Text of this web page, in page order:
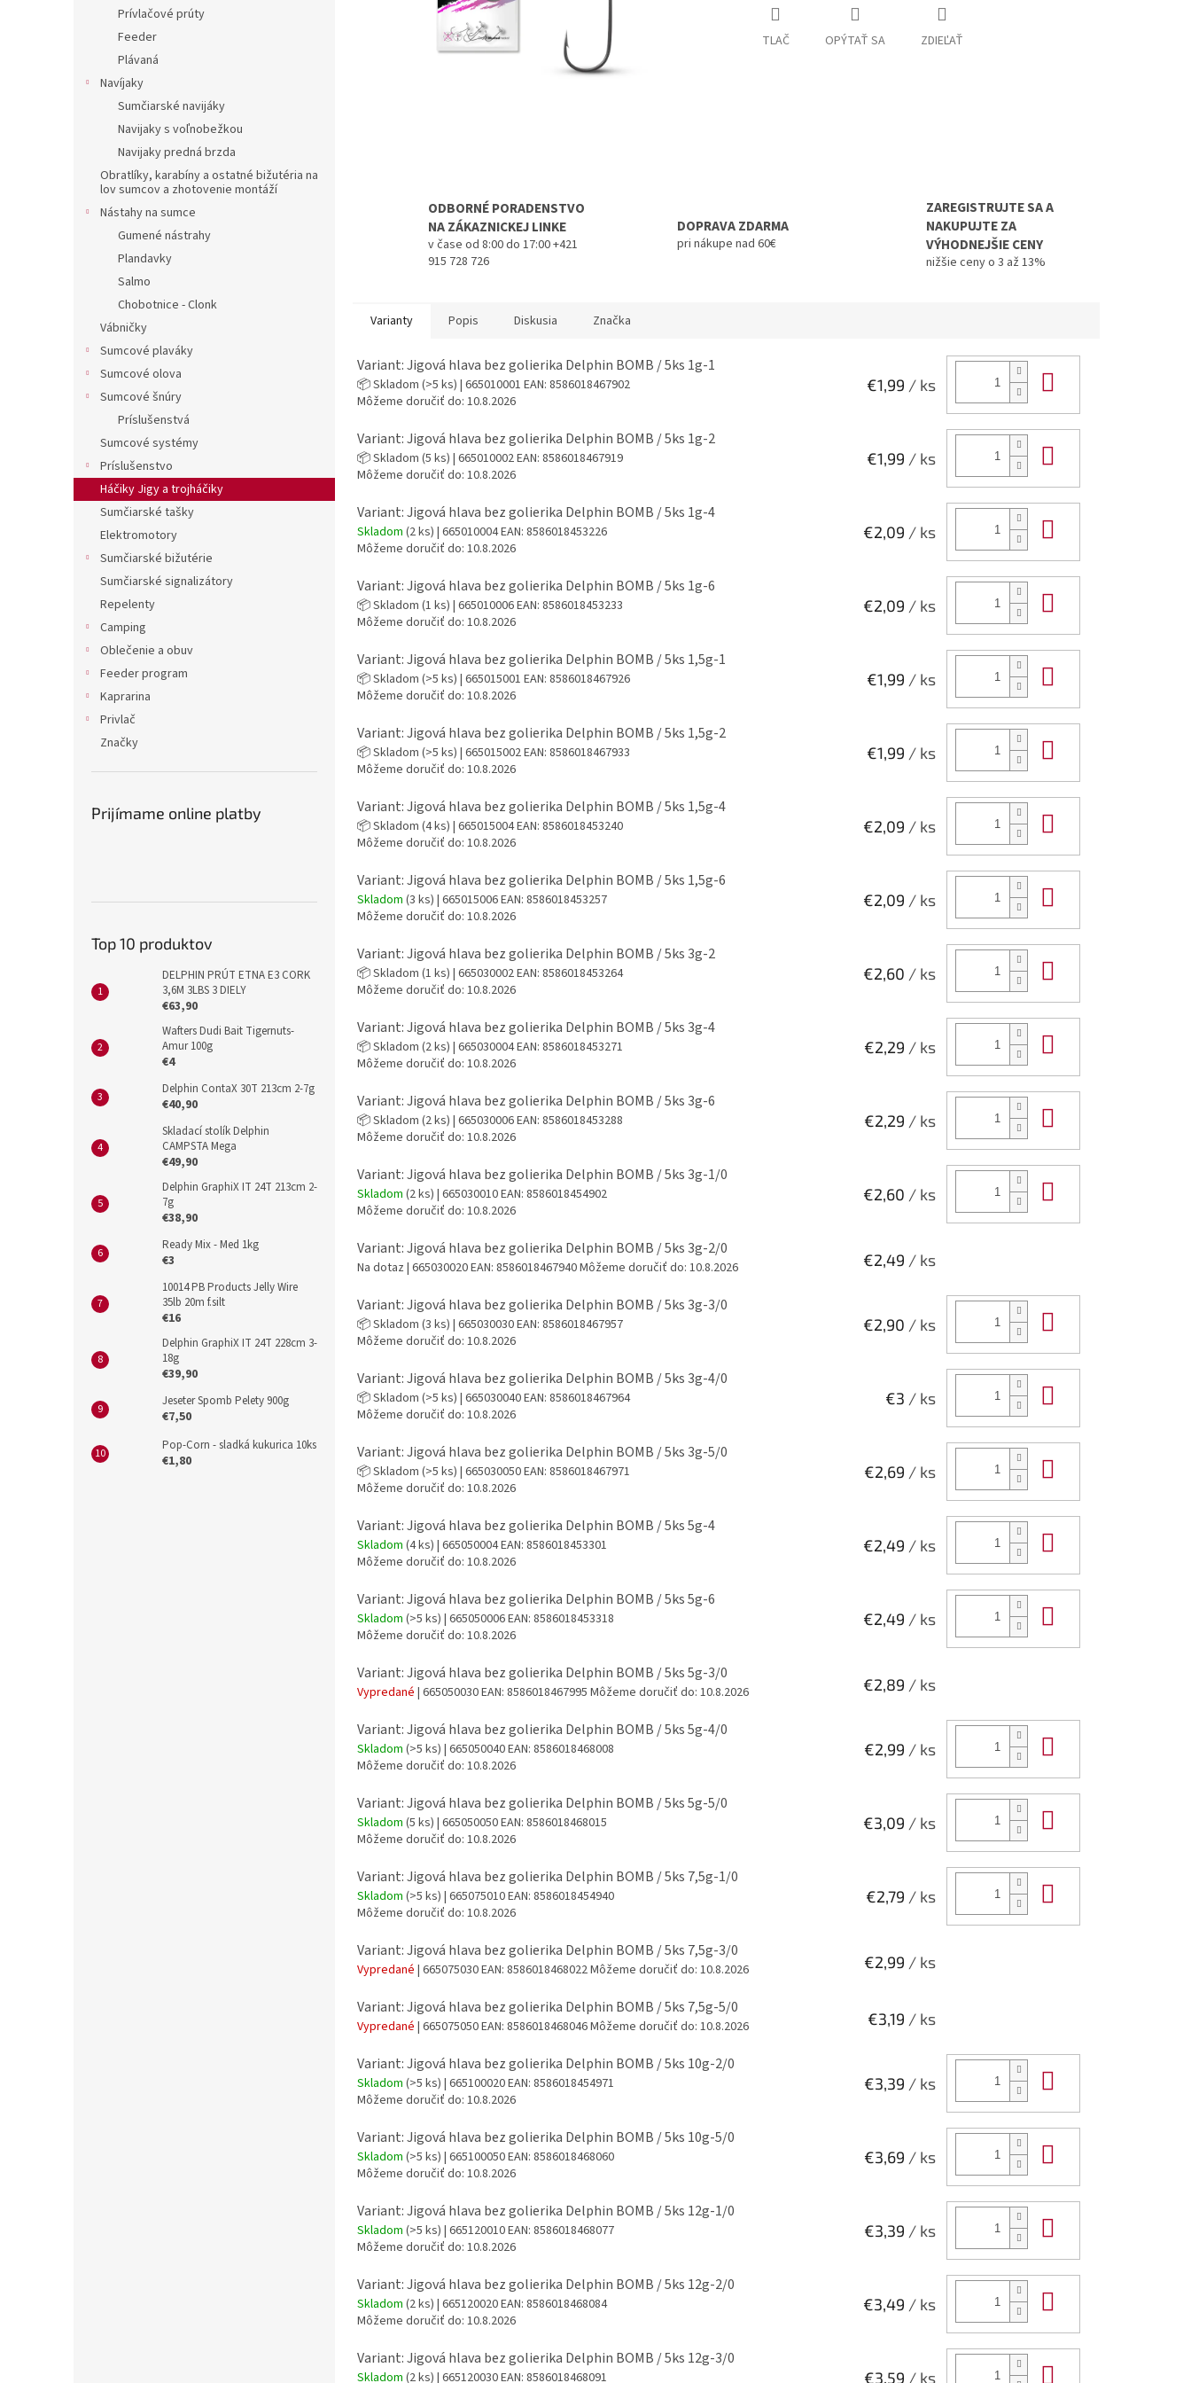
Prívlačové prúty
Feeder
Plávaná
Navíjaky
Sumčiarské navijáky
Navijaky s voľnobežkou
Navijaky predná brzda
Obratlíky, karabíny a ostatné bižutéria na
lov sumcov a zhotovenie montáží
Nástahy na sumce
Gumené nástrahy
Plandavky
Salmo
Chobotnice - Clonk
Vábničky
Sumcové plaváky
Sumcové olova
Sumcové šnúry
Príslušenstvá
Sumcové systémy
Príslušenstvo
Háčiky Jigy a trojháčiky
Sumčiarské tašky
Elektromotory
Sumčiarské bižutérie
Sumčiarské signalizátory
Repelenty
Camping
Oblečenie a obuv
Feeder program
Kaprarina
Privlač
Značky
Prijímame online platby
Top 10 produktov
DELPHIN PRÚT ETNA E3 CORK
3,6M 3LBS 3 DIELY
€63,90
Wafters Dudi Bait Tigernuts-
Amur 100g
€4
Delphin ContaX 30T 213cm 2-7g
€40,90
Skladací stolík Delphin
CAMPSTA Mega
€49,90
Delphin GraphiX IT 24T 213cm 2-
7g
€38,90
Ready Mix - Med 1kg
€3
10014 PB Products Jelly Wire
35lb 20m f.silt
€16
Delphin GraphiX IT 24T 228cm 3-
18g
€39,90
Jeseter Spomb Pelety 900g
€7,50
Pop-Corn - sladká kukurica 10ks
€1,80
TLAČ OPÝTAŤ SA ZDIEĽAŤ
ODBORNÉ PORADENSTVO
NA ZÁKAZNICKEJ LINKE
v čase od 8:00 do 17:00 +421
915 728 726
DOPRAVA ZDARMA
pri nákupe nad 60€
ZAREGISTRUJTE SA A
NAKUPUJTE ZA
VÝHODNEJŠIE CENY
nižšie ceny o 3 až 13%
Varianty Popis Diskusia Značka
Variant: Jigová hlava bez golierika Delphin BOMB / 5ks 1g-1
📦 Skladom (>5 ks) | 665010001 EAN: 8586018467902
Môžeme doručiť do: 10.8.2026
€1,99 / ks
Variant: Jigová hlava bez golierika Delphin BOMB / 5ks 1g-2
📦 Skladom (5 ks) | 665010002EAN: 8586018467919
Môžeme doručiť do: 10.8.2026
€1,99 / ks
Variant: Jigová hlava bez golierika Delphin BOMB / 5ks 1g-4
Skladom (2 ks) | 665010004EAN: 8586018453226
Môžeme doručiť do: 10.8.2026
€2,09 / ks
Variant: Jigová hlava bez golierika Delphin BOMB / 5ks 1g-6
📦 Skladom (1 ks) | 665010006EAN: 8586018453233
Môžeme doručiť do: 10.8.2026
€2,09 / ks
Variant: Jigová hlava bez golierika Delphin BOMB / 5ks 1,5g-1
📦 Skladom (>5 ks) | 665015001 EAN: 8586018467926
Môžeme doručiť do: 10.8.2026
€1,99 / ks
Variant: Jigová hlava bez golierika Delphin BOMB / 5ks 1,5g-2
📦 Skladom (>5 ks) | 665015002EAN: 8586018467933
Môžeme doručiť do: 10.8.2026
€1,99 / ks
Variant: Jigová hlava bez golierika Delphin BOMB / 5ks 1,5g-4
📦 Skladom (4 ks) | 665015004EAN: 8586018453240
Môžeme doručiť do: 10.8.2026
€2,09 / ks
Variant: Jigová hlava bez golierika Delphin BOMB / 5ks 1,5g-6
Skladom (3 ks) | 665015006EAN: 8586018453257
Môžeme doručiť do: 10.8.2026
€2,09 / ks
Variant: Jigová hlava bez golierika Delphin BOMB / 5ks 3g-2
📦 Skladom (1 ks) | 665030002EAN: 8586018453264
Môžeme doručiť do: 10.8.2026
€2,60 / ks
Variant: Jigová hlava bez golierika Delphin BOMB / 5ks 3g-4
📦 Skladom (2 ks) | 665030004EAN: 8586018453271
Môžeme doručiť do: 10.8.2026
€2,29 / ks
Variant: Jigová hlava bez golierika Delphin BOMB / 5ks 3g-6
📦 Skladom (2 ks) | 665030006EAN: 8586018453288
Môžeme doručiť do: 10.8.2026
€2,29 / ks
Variant: Jigová hlava bez golierika Delphin BOMB / 5ks 3g-1/0
Skladom (2 ks) | 665030010EAN: 8586018454902
Môžeme doručiť do: 10.8.2026
€2,60 / ks
Variant: Jigová hlava bez golierika Delphin BOMB / 5ks 3g-2/0
Na dotaz | 665030020EAN: 8586018467940Môžeme doručiť do: 10.8.2026 €2,49 / ks
Variant: Jigová hlava bez golierika Delphin BOMB / 5ks 3g-3/0
📦 Skladom (3 ks) | 665030030EAN: 8586018467957
Môžeme doručiť do: 10.8.2026
€2,90 / ks
Variant: Jigová hlava bez golierika Delphin BOMB / 5ks 3g-4/0
📦 Skladom (>5 ks) | 665030040EAN: 8586018467964
Môžeme doručiť do: 10.8.2026
€3 / ks
Variant: Jigová hlava bez golierika Delphin BOMB / 5ks 3g-5/0
📦 Skladom (>5 ks) | 665030050EAN: 8586018467971
Môžeme doručiť do: 10.8.2026
€2,69 / ks
Variant: Jigová hlava bez golierika Delphin BOMB / 5ks 5g-4
Skladom (4 ks) | 665050004EAN: 8586018453301
Môžeme doručiť do: 10.8.2026
€2,49 / ks
Variant: Jigová hlava bez golierika Delphin BOMB / 5ks 5g-6
Skladom (>5 ks) | 665050006EAN: 8586018453318
Môžeme doručiť do: 10.8.2026
€2,49 / ks
Variant: Jigová hlava bez golierika Delphin BOMB / 5ks 5g-3/0
Vypredané | 665050030EAN: 8586018467995 Môžeme doručiť do: 10.8.2026 €2,89 / ks
Variant: Jigová hlava bez golierika Delphin BOMB / 5ks 5g-4/0
Skladom (>5 ks) | 665050040EAN: 8586018468008
Môžeme doručiť do: 10.8.2026
€2,99 / ks
Variant: Jigová hlava bez golierika Delphin BOMB / 5ks 5g-5/0
Skladom (5 ks) | 665050050EAN: 8586018468015
Môžeme doručiť do: 10.8.2026
€3,09 / ks
Variant: Jigová hlava bez golierika Delphin BOMB / 5ks 7,5g-1/0
Skladom (>5 ks) | 665075010EAN: 8586018454940
Môžeme doručiť do: 10.8.2026
€2,79 / ks
Variant: Jigová hlava bez golierika Delphin BOMB / 5ks 7,5g-3/0
Vypredané | 665075030EAN: 8586018468022Môžeme doručiť do: 10.8.2026 €2,99 / ks
Variant: Jigová hlava bez golierika Delphin BOMB / 5ks 7,5g-5/0
Vypredané | 665075050EAN: 8586018468046Môžeme doručiť do: 10.8.2026 €3,19 / ks
Variant: Jigová hlava bez golierika Delphin BOMB / 5ks 10g-2/0
Skladom (>5 ks) | 665100020EAN: 8586018454971
Môžeme doručiť do: 10.8.2026
€3,39 / ks
Variant: Jigová hlava bez golierika Delphin BOMB / 5ks 10g-5/0
Skladom (>5 ks) | 665100050EAN: 8586018468060
Môžeme doručiť do: 10.8.2026
€3,69 / ks
Variant: Jigová hlava bez golierika Delphin BOMB / 5ks 12g-1/0
Skladom (>5 ks) | 665120010EAN: 8586018468077
Môžeme doručiť do: 10.8.2026
€3,39 / ks
Variant: Jigová hlava bez golierika Delphin BOMB / 5ks 12g-2/0
Skladom (2 ks) | 665120020EAN: 8586018468084
Môžeme doručiť do: 10.8.2026
€3,49 / ks
Variant: Jigová hlava bez golierika Delphin BOMB / 5ks 12g-3/0
Skladom (2 ks) | 665120030EAN: 8586018468091
€3,59 / ks